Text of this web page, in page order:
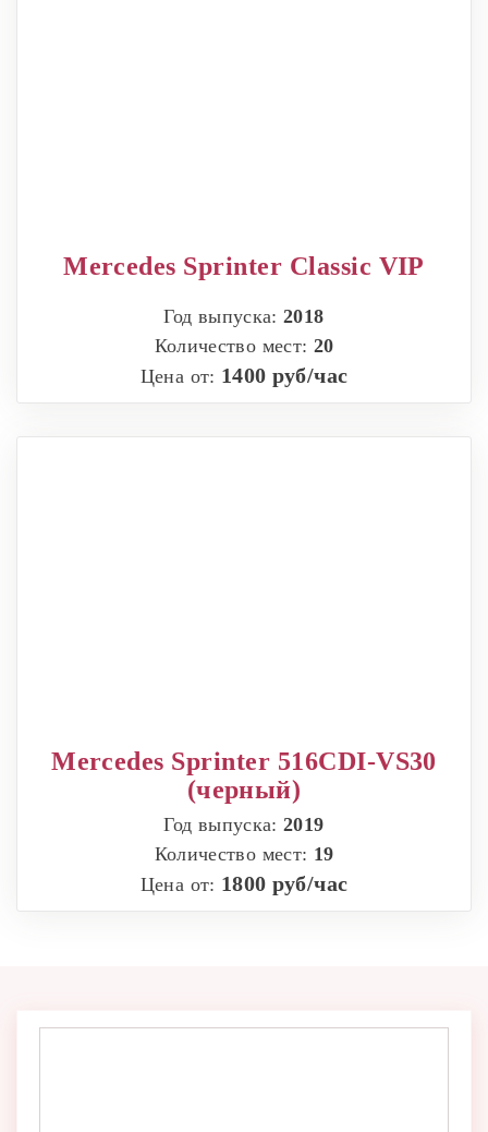
Mercedes Sprinter Classic VIP
Год выпуска:2018
Количество мест: 20
Цена от: 1400 руб/час
Mercedes Sprinter 516CDI-VS30
(черный)
Год выпуска:2019
Количество мест: 19
Цена от: 1800 руб/час